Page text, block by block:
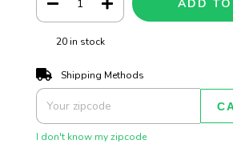
20in stock
Shipping for zipcode:
Shipping Methods
I don't know my zipcode